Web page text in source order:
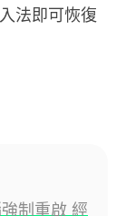
法即可恢復
制重啟 經